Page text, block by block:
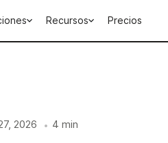
Recursos Precios
2026 • 4 min